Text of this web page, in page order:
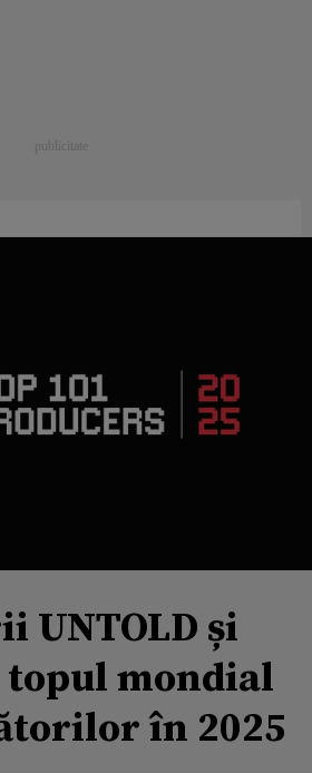
UNTOLD și
mondial
în 2025